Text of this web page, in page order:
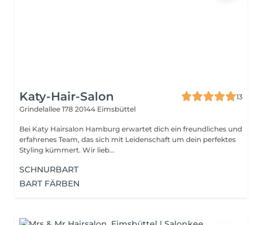
Katy-Hair-Salon
13
Grindelallee 178 20144 Eimsbüttel
Bei Katy Hairsalon Hamburg erwartet dich ein freundliches und
erfahrenes Team, das sich mit Leidenschaft um dein perfektes
Styling kümmert. Wir lieb...
SCHNURBART
BART FÄRBEN